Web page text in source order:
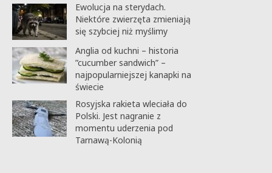
Ewolucja na sterydach.
Niektóre zwierzęta zmieniają
się szybciej niż myślimy
Anglia od kuchni – historia
”cucumber sandwich” –
najpopularniejszej kanapki na
świecie
Rosyjska rakieta wleciała do
Polski. Jest nagranie z
momentu uderzenia pod
Tarnawą-Kolonią